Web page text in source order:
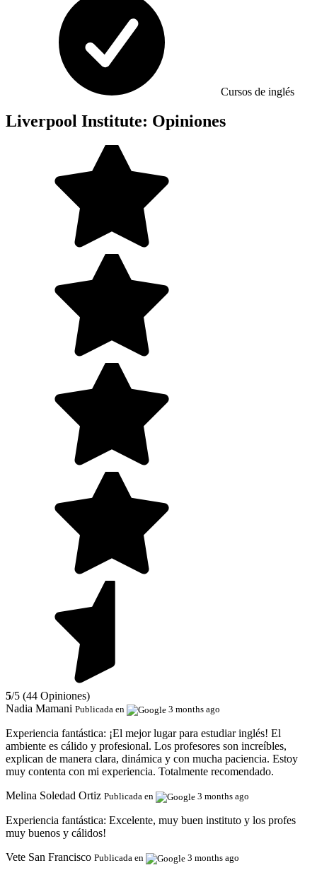
Cursos de inglés
Liverpool Institute: Opiniones
5/5 (44 Opiniones)
Nadia Mamani Publicada en 3 months ago
Experiencia fantástica: ¡El mejor lugar para estudiar inglés! El
ambiente es cálido y profesional. Los profesores son increíbles,
explican de manera clara, dinámica y con mucha paciencia. Estoy
muy contenta con mi experiencia. Totalmente recomendado.
Melina Soledad Ortiz Publicada en 3 months ago
Experiencia fantástica: Excelente, muy buen instituto y los profes
muy buenos y cálidos!
Vete San Francisco Publicada en 3 months ago